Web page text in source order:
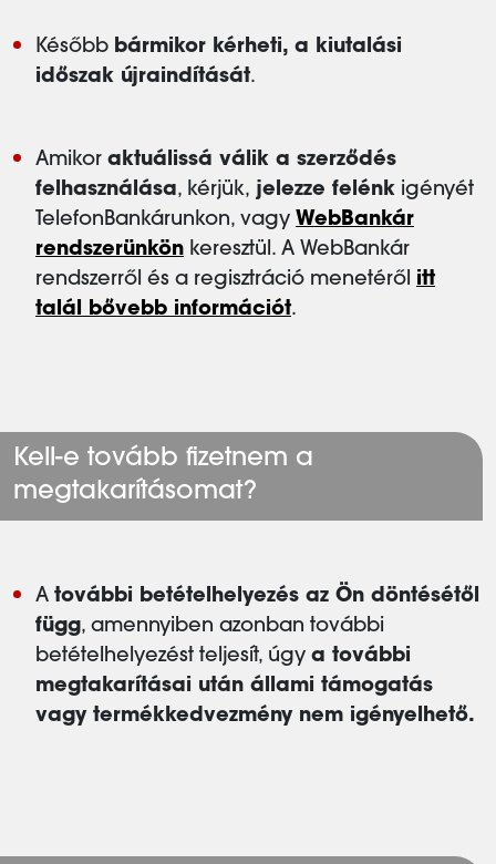
Később bármikor kérheti, a kiutalási
időszak újraindítását.
Amikor aktuálissá válik a szerződés
felhasználása, kérjük, jelezze felénk igényét
TelefonBankárunkon, vagy WebBankár
rendszerünkön keresztül. A WebBankár
rendszerről és a regisztráció menetéről itt
talál bővebb információt.
Kell-e tovább fizetnem a
megtakarításomat?
A további betételhelyezés az Ön döntésétől
függ, amennyiben azonban további
betételhelyezést teljesít, úgy a további
megtakarításai után állami támogatás
vagy termékkedvezmény nem igényelhető.